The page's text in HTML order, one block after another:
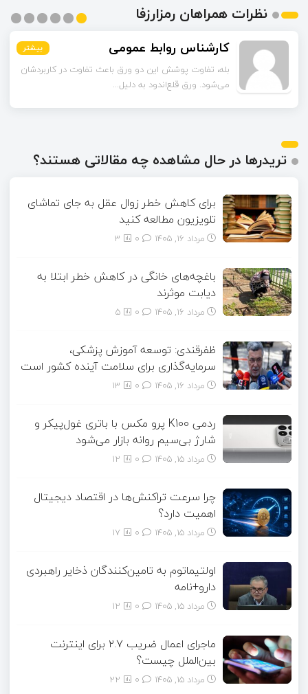
نظرات همراهان رمزارزفا
بیشتر اسماعیل زاده بیشتر
تا قبل از خوندن این مقاله فکر می‌کردم ورق قلع‌اندود
همون ورق گالوانیزه است. تفاو...
بیشتر
بیشتر
بیشتر
بیشتر
تریدرها در حال مشاهده چه مقالاتی هستند؟
برای کاهش خطر زوال عقل به جای تماشای
تلویزیون مطالعه کنید
مرداد ۱۶, ۱۴۰۵ 3
باغچه‌های خانگی در کاهش خطر ابتلا به
دیابت موثرند
مرداد ۱۶, ۱۴۰۵ 5
ظفرقندی: توسعه آموزش پزشکی،
سرمایه‌گذاری برای سلامت آینده کشور است
مرداد ۱۶, ۱۴۰۵ 13
ردمی K100 پرو مکس با باتری غول‌پیکر و
شارژ بی‌سیم روانه بازار می‌شود
مرداد ۱۵, ۱۴۰۵ 12
چرا سرعت تراکنش‌ها در اقتصاد دیجیتال
اهمیت دارد؟
مرداد ۱۵, ۱۴۰۵ 17
اولتیماتوم به تامین‌کنندگان ذخایر راهبردی
دارو+نامه
مرداد ۱۵, ۱۴۰۵ 12
ماجرای اعمال ضریب ۲.۷ برای اینترنت
بین‌الملل چیست؟
مرداد ۱۵, ۱۴۰۵ 22